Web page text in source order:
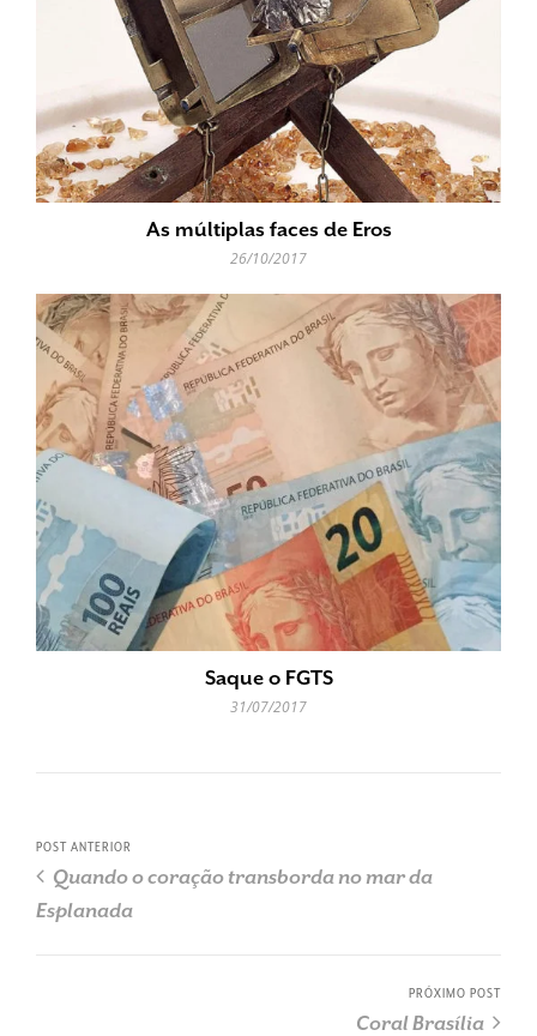
As múltiplas faces de Eros
26/10/2017
Saque o FGTS
31/07/2017
POST ANTERIOR
Quando o coração transborda no mar da
Esplanada
PRÓXIMO POST
Coral Brasília